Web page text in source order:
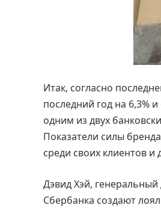
Итак, согласно
последний год на 6,3%
одним из двух
Показатели силы
среди своих клиентов и
Дэвид Хэй,
Сбербанка создают